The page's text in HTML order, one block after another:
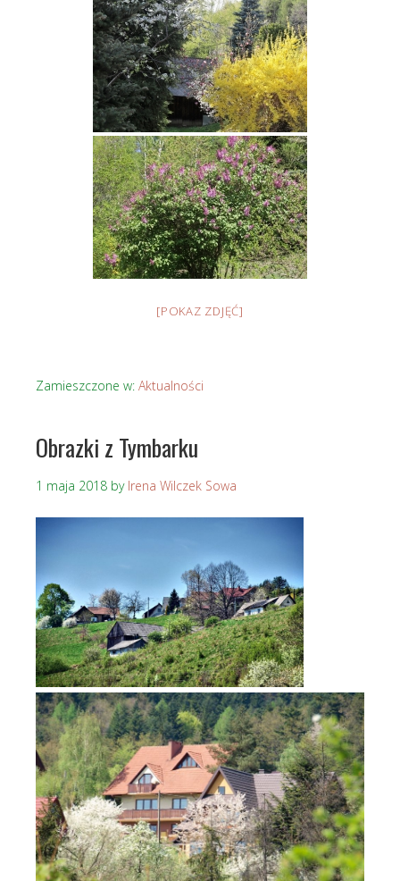
[POKAZ ZDJĘĆ]
Zamieszczone w: Aktualności
Obrazki z Tymbarku
1 maja 2018 by Irena Wilczek Sowa